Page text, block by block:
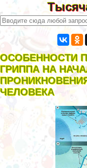
ОСОБЕННОСТИ
ГРИППА НА
ЧЕЛОВЕКА